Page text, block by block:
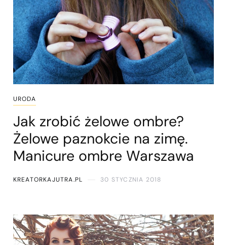
URODA
Jak zrobić żelowe ombre?
Żelowe paznokcie na zimę.
Manicure ombre Warszawa
KREATORKAJUTRA.PL 30 STYCZNIA 2018